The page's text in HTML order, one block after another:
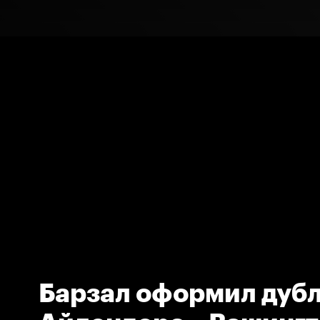
Барзал оформил